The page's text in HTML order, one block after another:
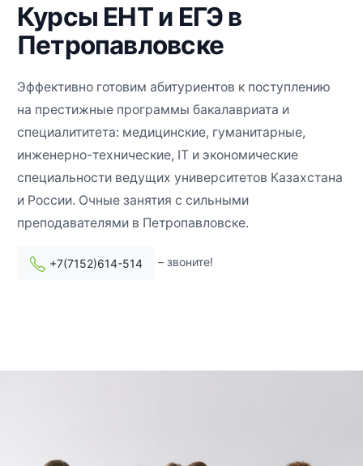
Курсы ЕНТ и ЕГЭ в
Петропавловске
Эффективно готовим абитуриентов к поступлению
на престижные программы бакалавриата и
специалититета: медицинские, гуманитарные,
инженерно-технические, IT и экономические
специальности ведущих университетов Казахстана
и России. Очные занятия с сильными
преподавателями в Петропавловске.
+7(7152)614-514 – звоните!